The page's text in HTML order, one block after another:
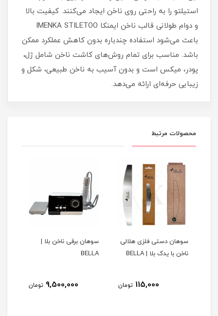
استیلتو را به راحتی روی ناخن ایجاد می‌کنند. کیفیت بالا
و دوام طولانی قالب‌ ناخن ایمنکا IMENKA STILETOO
باعث می‌شود استفاده چندباره بدون کاهش عملکرد ممکن
باشد. مناسب برای تمام روش‌های کاشت ناخن شامل ژل،
پودر، میکس است و بدون آسیب به ناخن طبیعی، شکل و
زیبایی حرفه‌ای ارائه می‌دهد.
محصولات مرتبط
سوهان دستی فلزی هلالی
ناخن با یدک بلا | BELLA
115,000 تومان
سوهان برقی ناخن بلا |
BELLA
9,500,000 تومان